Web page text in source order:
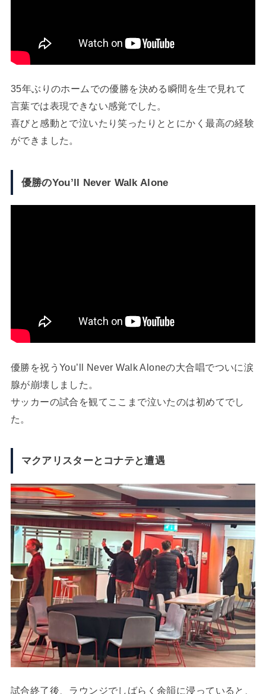
35年ぶりのホームでの優勝を決める瞬間を生で見れて
言葉では表現できない感覚でした。
喜びと感動とで泣いたり笑ったりととにかく最高の経験
ができました。
優勝のYou’ll Never Walk Alone
優勝を祝うYou’ll Never Walk Aloneの大合唱でついに涙
腺が崩壊しました。
サッカーの試合を観てここまで泣いたのは初めてでし
た。
マクアリスターとコナテと遭遇
試合終了後、ラウンジでしばらく余韻に浸っていると、